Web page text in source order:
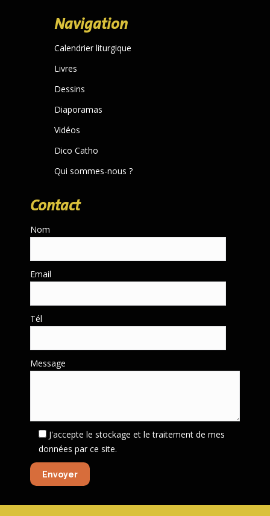
opens
window
Navigation
Calendrier liturgique
Livres
Dessins
Diaporamas
Vidéos
Dico Catho
Qui sommes-nous ?
Contact
Nom
Email
Tél
Message
J'accepte le stockage et le traitement de mes
données par ce site.